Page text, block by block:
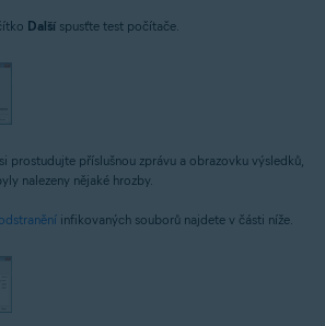
Další spusťte test počítače.
prostudujte příslušnou zprávu a obrazovku výsledků,
nalezeny nějaké hrozby.
infikovaných souborů najdete v části níže.